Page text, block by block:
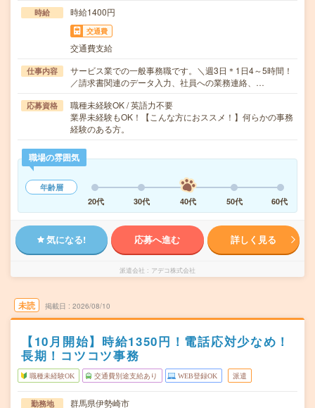
時給 時給1400円
交通費
交通費支給
仕事内容
サービス業での一般事務職です。＼週3日＊1日4～5時間！
／請求書関連のデータ入力、社員への業務連絡、…
応募資格
職種未経験OK / 英語力不要
業界未経験もOK！【こんな方におススメ！】何らかの事務
経験のある方。
職場の雰囲気
年齢層
20代
30代 40代 50代 60代
気になる! 応募へ進む 詳しく見る
派遣会社 アデコ株式会社
未読 掲載日 2026/08/10
【10月開始】時給1350円！電話応対少なめ！
長期！コツコツ事務
職種未経験OK 交通費別途支給あり WEB登録OK 派遣
勤務地
群馬県伊勢崎市